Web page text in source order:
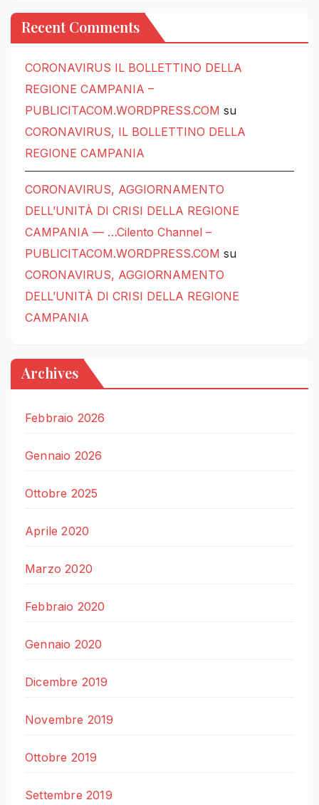
Recent Comments
CORONAVIRUS IL BOLLETTINO DELLA
REGIONE CAMPANIA –
PUBLICITACOM.WORDPRESS.COM su
CORONAVIRUS, IL BOLLETTINO DELLA
REGIONE CAMPANIA
CORONAVIRUS, AGGIORNAMENTO
DELL’UNITÀ DI CRISI DELLA REGIONE
CAMPANIA — …Cilento Channel –
PUBLICITACOM.WORDPRESS.COM su
CORONAVIRUS, AGGIORNAMENTO
DELL’UNITÀ DI CRISI DELLA REGIONE
CAMPANIA
Archives
Febbraio 2026
Gennaio 2026
Ottobre 2025
Aprile 2020
Marzo 2020
Febbraio 2020
Gennaio 2020
Dicembre 2019
Novembre 2019
Ottobre 2019
Settembre 2019